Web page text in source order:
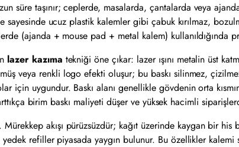
süre taşınır; ceplerde, masalarda, çantalarda veya
ucuz plastik kalemler gibi çabuk kırılmaz,
(ajanda + mouse pad + metal kalem) kullanıldığında
lazer kazıma tekniği öne çıkar: lazer ışını metalin üst
veya renkli logo efekti oluşur; bu baskı silinmez,
için uygundur. Baskı alanı genellikle gövdenin orta
birim baskı maliyeti düşer ve yüksek hacimli
akışı pürüzsüzdür; kağıt üzerinde kaygan bir
refiller piyasada yaygın bulunur. Bu özellikler